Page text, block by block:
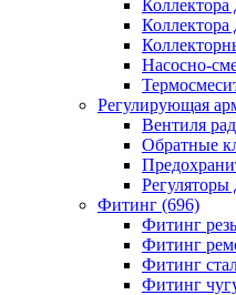
Коллектора
Коллектора
Насосно-
Регулирующая
Вентиля
Обратные
Регуляторы
Фитинг (696)
Фитинг
Фитинг
Фитинг
Фитинг